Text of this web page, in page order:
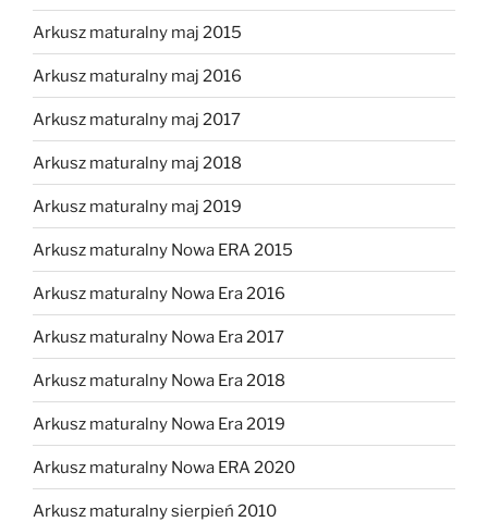
Arkusz maturalny maj 2015
Arkusz maturalny maj 2016
Arkusz maturalny maj 2017
Arkusz maturalny maj 2018
Arkusz maturalny maj 2019
Arkusz maturalny Nowa ERA 2015
Arkusz maturalny Nowa Era 2016
Arkusz maturalny Nowa Era 2017
Arkusz maturalny Nowa Era 2018
Arkusz maturalny Nowa Era 2019
Arkusz maturalny Nowa ERA 2020
Arkusz maturalny sierpień 2010